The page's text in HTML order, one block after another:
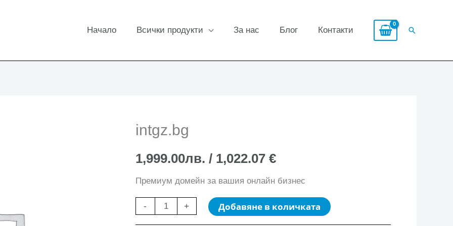
Начало Всички продукти За нас Блог Контакти Search
intgz.bg
1,999.00лв. / 1,022.07 €
Премиум домейн за вашия онлайн бизнес
-
количество
+ Добавяне в количката